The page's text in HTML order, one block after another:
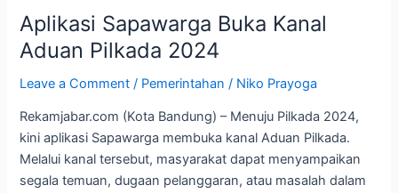
Aplikasi Sapawarga Buka Kanal
Aduan Pilkada 2024
Leave a Comment / Pemerintahan / Niko Prayoga
Rekamjabar.com (Kota Bandung) – Menuju Pilkada 2024,
kini aplikasi Sapawarga membuka kanal Aduan Pilkada.
Melalui kanal tersebut, masyarakat dapat menyampaikan
segala temuan, dugaan pelanggaran, atau masalah dalam
Buka
Kanal
Pilkada
2024